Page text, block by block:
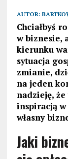
AUTOR:
Chciałbyś
w biznesie,
kierunku
sytuacja
zmianie,
na jeden
nadzieję,
inspiracją w
własny
Jaki